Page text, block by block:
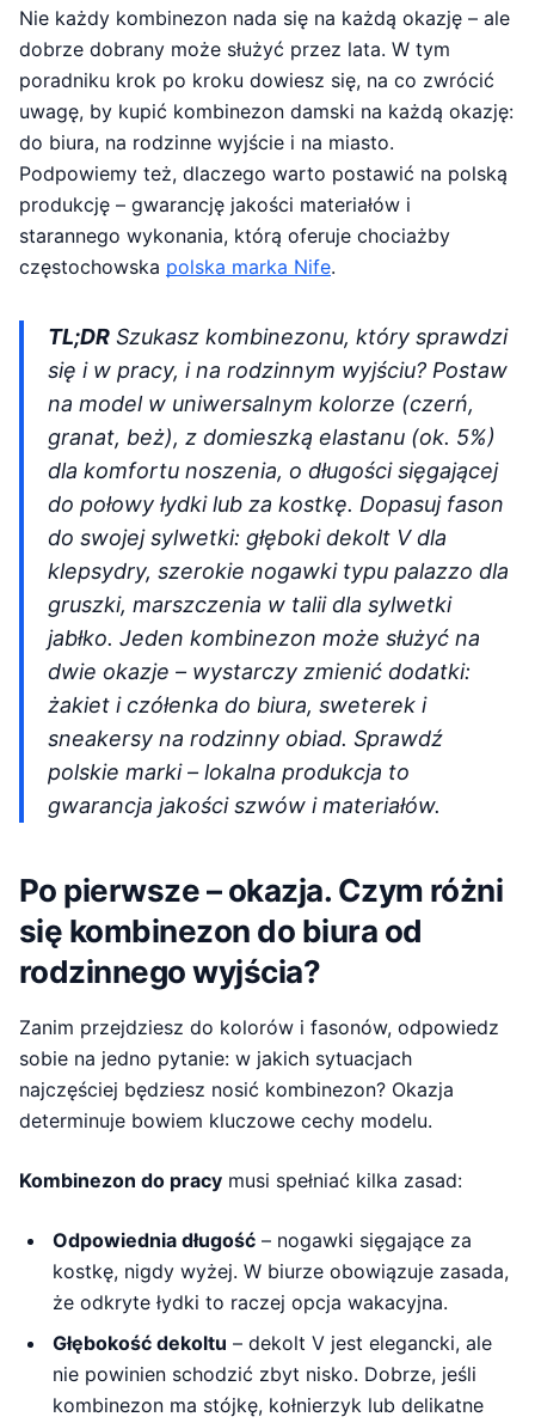
Nie każdy kombinezon nada się na każdą okazję – ale
dobrze dobrany może służyć przez lata. W tym
poradniku krok po kroku dowiesz się, na co zwrócić
uwagę, by kupić kombinezon damski na każdą okazję:
do biura, na rodzinne wyjście i na miasto.
Podpowiemy też, dlaczego warto postawić na polską
produkcję – gwarancję jakości materiałów i
starannego wykonania, którą oferuje chociażby
częstochowska polska marka Nife.
TL;DR Szukasz kombinezonu, który sprawdzi
się i w pracy, i na rodzinnym wyjściu? Postaw
na model w uniwersalnym kolorze (czerń,
granat, beż), z domieszką elastanu (ok. 5%)
dla komfortu noszenia, o długości sięgającej
do połowy łydki lub za kostkę. Dopasuj fason
do swojej sylwetki: głęboki dekolt V dla
klepsydry, szerokie nogawki typu palazzo dla
gruszki, marszczenia w talii dla sylwetki
jabłko. Jeden kombinezon może służyć na
dwie okazje – wystarczy zmienić dodatki:
żakiet i czółenka do biura, sweterek i
sneakersy na rodzinny obiad. Sprawdź
polskie marki – lokalna produkcja to
gwarancja jakości szwów i materiałów.
Po pierwsze – okazja. Czym różni
się kombinezon do biura od
rodzinnego wyjścia?
Zanim przejdziesz do kolorów i fasonów, odpowiedz
sobie na jedno pytanie: w jakich sytuacjach
najczęściej będziesz nosić kombinezon? Okazja
determinuje bowiem kluczowe cechy modelu.
Kombinezon do pracy musi spełniać kilka zasad:
Odpowiednia długość – nogawki sięgające za
kostkę, nigdy wyżej. W biurze obowiązuje zasada,
że odkryte łydki to raczej opcja wakacyjna.
Głębokość dekoltu – dekolt V jest elegancki, ale
nie powinien schodzić zbyt nisko. Dobrze, jeśli
kombinezon ma stójkę, kołnierzyk lub delikatne